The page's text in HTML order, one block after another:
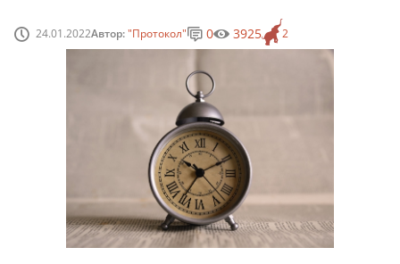
24.01.2022Автор:"Протокол" 2
0 3925